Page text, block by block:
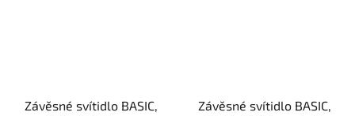
Závěsné svítidlo BASIC,
Závěsné svítidlo BASIC,